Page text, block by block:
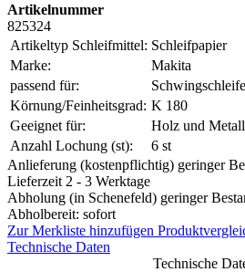
Artikelnummer
825324
Artikeltyp Schleifmittel: Schleifpapier
Marke:
Makita
passend für:
Körnung/Feinheitsgrad: K 180
Geeignet für:
Holz und Metall
Anzahl Lochung (st):
6 st
Anlieferung (kostenpflichtig) geringer
Lieferzeit 2 - 3 Werktage
Abholung (in Schenefeld) geringer
Abholbereit: sofort
Zur Merkliste hinzufügen
Technische Daten
Technische